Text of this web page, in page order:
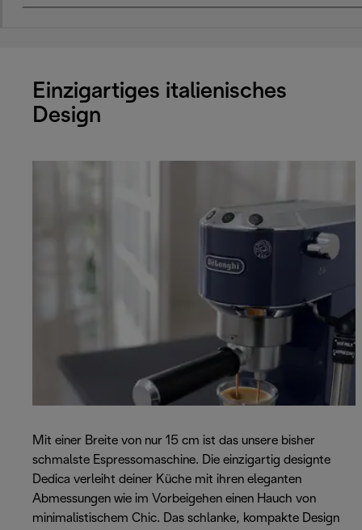
Einzigartiges italienisches
Design
Mit einer Breite von nur 15 cm ist das unsere bisher
schmalste Espressomaschine. Die einzigartig designte
Dedica verleiht deiner Küche mit ihren eleganten
Abmessungen wie im Vorbeigehen einen Hauch von
minimalistischem Chic. Das schlanke, kompakte Design